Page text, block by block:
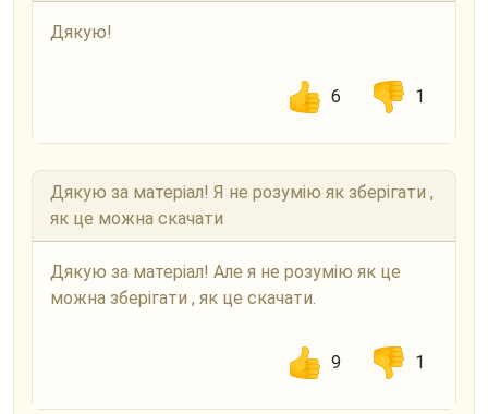
Дякую!
6 1
Дякую за матеріал! Я не розумію як зберігати ,
як це можна скачати
Дякую за матеріал! Але я не розумію як це
можна зберігати , як це скачати.
9 1